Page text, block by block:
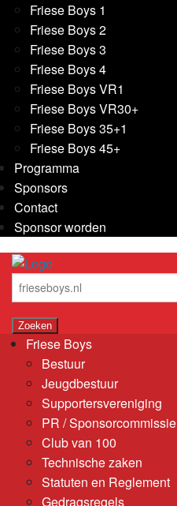
Friese Boys 1
Friese Boys 2
Friese Boys 3
Friese Boys 4
Friese Boys VR1
Friese Boys VR30+
Friese Boys 35+1
Friese Boys 45+
Programma
Sponsors
Contact
Sponsor worden
Friese Boys
Bestuur
Jeugdbestuur
Supportersvereniging
PR / Sponsorcommissie
Club van 100
Technische zaken
Statuten en Reglement
Gedragsregels